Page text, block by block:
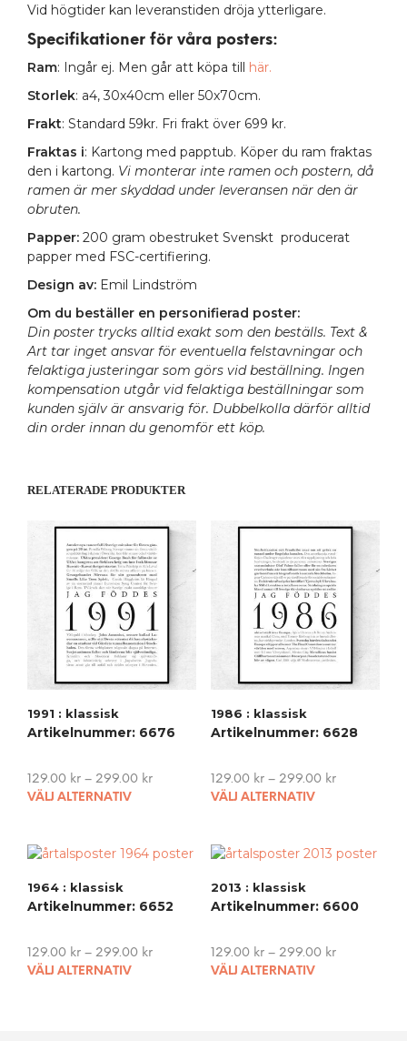
Vid högtider kan leveranstiden dröja ytterligare.
Specifikationer för våra posters:
Ram: Ingår ej. Men går att köpa till här.
Storlek: a4, 30x40cm eller 50x70cm.
Frakt: Standard 59kr. Fri frakt över 699 kr.
Fraktas i: Kartong med papptub. Köper du ram fraktas
den i kartong. Vi monterar inte ramen och postern, då
ramen är mer skyddad under leveransen när den är
obruten.
Papper: 200 gram obestruket Svenskt producerat
papper med FSC-certifiering.
Design av: Emil Lindström
Om du beställer en personifierad poster:
Din poster trycks alltid exakt som den beställs. Text &
Art tar inget ansvar för eventuella felstavningar och
felaktiga justeringar som görs vid beställning. Ingen
kompensation utgår vid felaktiga beställningar som
kunden själv är ansvarig för. Dubbelkolla därför alltid
din order innan du genomför ett köp.
RELATERADE PRODUKTER
1991 : klassisk
Artikelnummer: 6676
129.00 kr – 299.00 kr
VÄLJ ALTERNATIV
This
multiple
The
options
be
chosen
1986 : klassisk
Artikelnummer: 6628
129.00 kr– 299.00 kr
VÄLJ ALTERNATIV
1964 : klassisk
Artikelnummer: 6652
129.00 kr – 299.00 kr
VÄLJ ALTERNATIV
This
2013 : klassisk
Artikelnummer: 6600
129.00 kr– 299.00 kr
VÄLJ ALTERNATIV